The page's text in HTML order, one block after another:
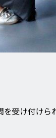
受け付けら